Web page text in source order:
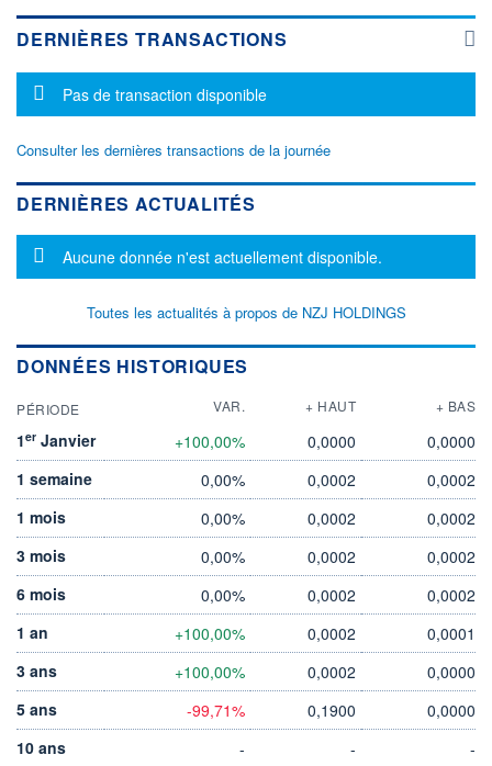
DERNIÈRES TRANSACTIONS
Message d'information
Pas de transaction disponible
Consulter les dernières transactions de la journée
DERNIÈRES ACTUALITÉS
Message d'information
Aucune donnée n'est actuellement disponible.
Toutes les actualités à propos de NZJ HOLDINGS
DONNÉES HISTORIQUES
PÉRIODE VAR. + HAUT + BAS
1er Janvier +100,00% 0,0000
0,0000
1 semaine
0,00% 0,0002
0,0002
1 mois
0,00% 0,0002
0,0002
3 mois
0,00% 0,0002
0,0002
6 mois
0,00% 0,0002
0,0002
1 an
+100,00% 0,0002
0,0001
3 ans
+100,00% 0,0002
0,0000
5 ans
-99,71% 0,1900
0,0000
10 ans
- -
-